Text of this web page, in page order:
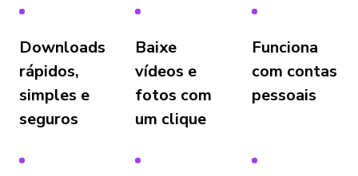
Downloads
rápidos,
simples e
seguros
Baixe
vídeos e
fotos com
um clique
Funciona
com contas
pessoais